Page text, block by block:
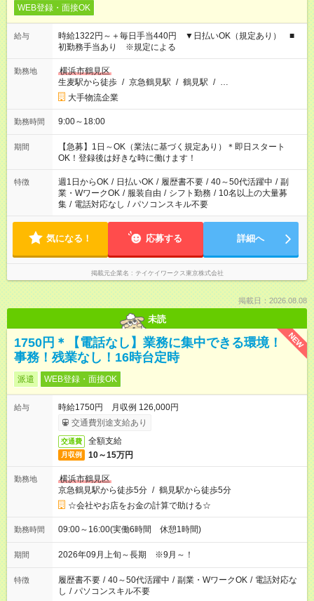
WEB登録・面接OK
給与
時給1322円～＋毎日手当440円 ▼日払いOK（規定あり） ■
初勤務手当あり ※規定による
勤務地
横浜市鶴見区
生麦駅から徒歩 / 京急鶴見駅 / 鶴見駅 / …
大手物流企業
勤務時間 9:00～18:00
期間
【急募】1日～OK（業法に基づく規定あり）＊即日スタート
OK！登録後は好きな時に働けます！
特徴 週1日からOK / 日払いOK / 履歴書不要 / 40～50代活躍中 / 副
業・WワークOK / 服装自由 / シフト勤務 / 10名以上の大量募
集 / 電話対応なし / パソコンスキル不要
気になる！ 応募する 詳細へ
掲載元企業名 テイケイワークス東京株式会社
掲載日：2026.08.08
未読
NEW
1750円＊【電話なし】業務に集中できる環境！
事務！残業なし！16時台定時
派遣 WEB登録・面接OK
給与
時給1750円 月収例 126,000円
交通費別途支給あり
交通費 全額支給
月収例 10～15万円
勤務地
横浜市鶴見区
京急鶴見駅から徒歩5分 / 鶴見駅から徒歩5分
☆会社やお店をお金の計算で助ける☆
勤務時間 09:00～16:00(実働6時間 休憩1時間)
期間 2026年09月上旬～長期 ※9月～！
特徴 履歴書不要 / 40～50代活躍中 / 副業・WワークOK / 電話対応な
し / パソコンスキル不要